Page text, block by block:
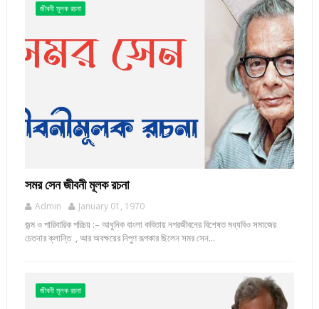
জীবনী মূলক রচনা
সমর সেন জীবনী মূলক রচনা
Admin January 01, 1970
জন্ম ও পারিবারিক পরিচয় :– আধুনিক বাংলা কবিতায় নগরজীবনের বিশেষত মধ্যবিও সমাজের
চেতনার ক্লান্তি , আর অবক্ষয়ের নিপুণ রূপকার ছিলেন সমর সেন...
জীবনী মূলক রচনা